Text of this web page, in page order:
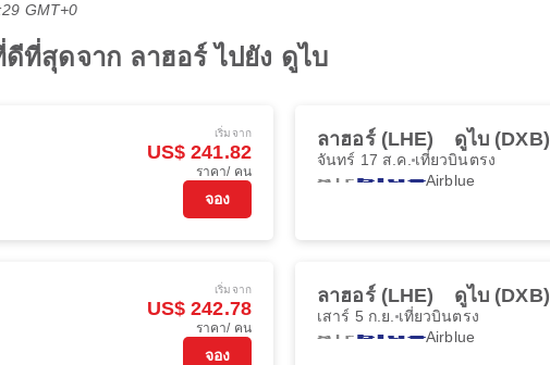
GMT+0
ที่สุดจาก ลาฮอร์ ไปยัง ดูไบ
เริ่มจาก
US$ 241.82
ราคา/ คน
จอง
ลาฮอร์ (LHE) ดูไบ (DXB)
จันทร์ 17 ส.ค. เที่ยวบินตรง
Airblue
เริ่มจาก
US$ 242.78
ราคา/ คน
จอง
ลาฮอร์ (LHE) ดูไบ (DXB)
เสาร์ 5 ก.ย. เที่ยวบินตรง
Airblue